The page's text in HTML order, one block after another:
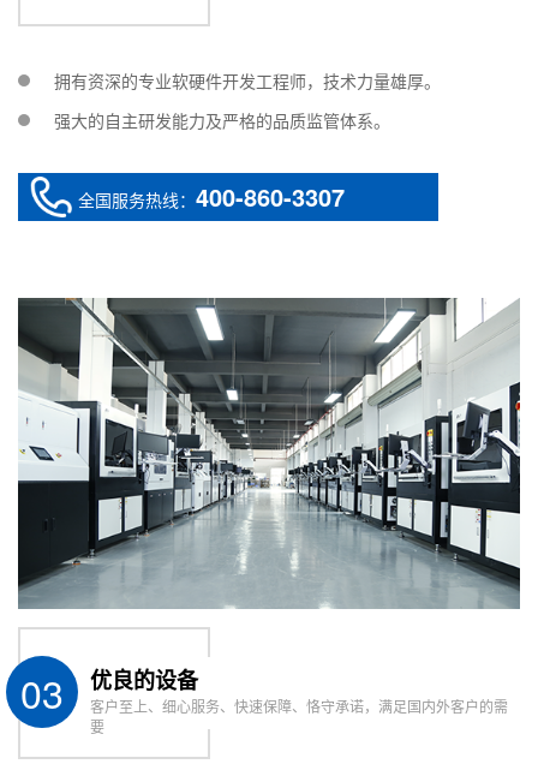
拥有资深的专业软硬件开发工程师，技术力量雄厚。
强大的自主研发能力及严格的品质监管体系。
全国服务热线： 400-860-3307
03 优良的设备
客户至上、细心服务、快速保障、恪守承诺，满足国内外客户的需
要